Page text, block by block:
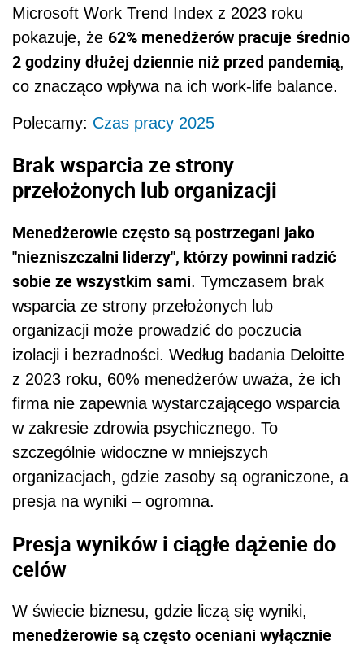
Microsoft Work Trend Index z 2023 roku
pokazuje, że 62% menedżerów pracuje średnio
2 godziny dłużej dziennie niż przed pandemią,
co znacząco wpływa na ich work-life balance.
Polecamy: Czas pracy 2025
Brak wsparcia ze strony
przełożonych lub organizacji
Menedżerowie często są postrzegani jako
"niezniszczalni liderzy", którzy powinni radzić
sobie ze wszystkim sami. Tymczasem brak
wsparcia ze strony przełożonych lub
organizacji może prowadzić do poczucia
izolacji i bezradności. Według badania Deloitte
z 2023 roku, 60% menedżerów uważa, że ich
firma nie zapewnia wystarczającego wsparcia
w zakresie zdrowia psychicznego. To
szczególnie widoczne w mniejszych
organizacjach, gdzie zasoby są ograniczone, a
presja na wyniki – ogromna.
Presja wyników i ciągłe dążenie do
celów
W świecie biznesu, gdzie liczą się wyniki,
menedżerowie są często oceniani wyłącznie